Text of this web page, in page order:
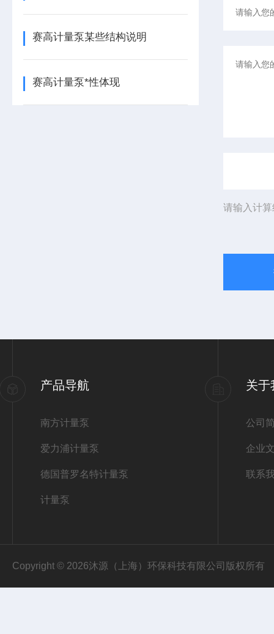
赛高计量泵某些结构说明
赛高计量泵*性体现
请输入计
产品导航
南方计量泵
爱力浦计量泵
德国普罗名特计量泵
计量泵
关于
公司
企业
联系
Copyright © 2026沐源（上海）环保科技有限公司版权所有